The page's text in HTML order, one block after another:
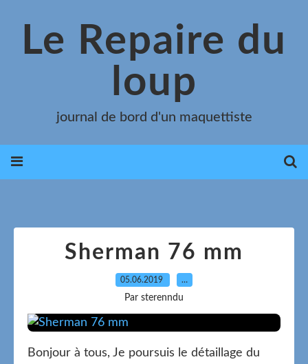
Le Repaire du
loup
journal de bord d'un maquettiste
Sherman 76 mm
05.06.2019 …
Par sterenndu
Bonjour à tous, Je poursuis le détaillage du